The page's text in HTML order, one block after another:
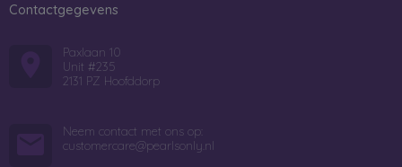
Contactgegevens
Paxlaan 10
Unit #235
2131 PZ Hoofddorp
Neem contact met ons op:
customercare@pearlsonly.nl